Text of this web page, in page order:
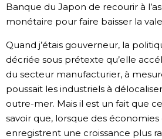
Banque du Japon de recourir à
monétaire pour faire baisser la
Quand j’étais gouverneur, la
décriée sous prétexte qu’elle
du secteur manufacturier, à
poussait les industriels à
outre-mer. Mais il est un fait que
savoir que, lorsque des
enregistrent une croissance plus